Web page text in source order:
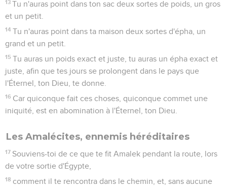
13 Tu n'auras point dans ton sac deux sortes de poids, un gros
et un petit.
14 Tu n'auras point dans ta maison deux sortes d'épha, un
grand et un petit.
15 Tu auras un poids exact et juste, tu auras un épha exact et
juste, afin que tes jours se prolongent dans le pays que
l'Éternel, ton Dieu, te donne.
16 Car quiconque fait ces choses, quiconque commet une
iniquité, est en abomination à l'Éternel, ton Dieu.
Les Amalécites, ennemis héréditaires
17 Souviens-toi de ce que te fit Amalek pendant la route, lors
de votre sortie d'Égypte,
18 comment il te rencontra dans le chemin, et, sans aucune